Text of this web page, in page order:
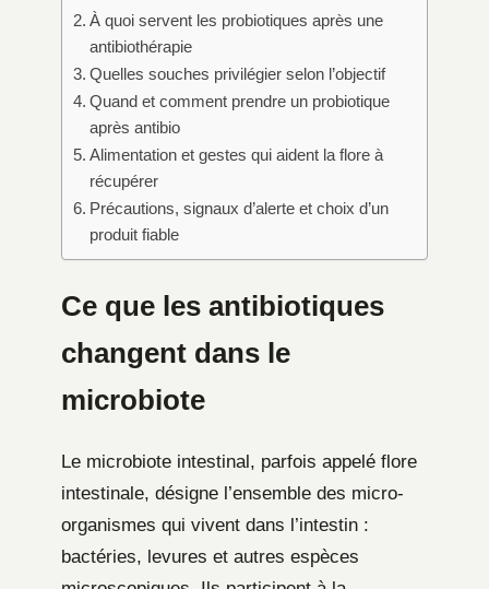
À quoi servent les probiotiques après une
antibiothérapie
Quelles souches privilégier selon l’objectif
Quand et comment prendre un probiotique
après antibio
Alimentation et gestes qui aident la flore à
récupérer
Précautions, signaux d’alerte et choix d’un
produit fiable
Ce que les antibiotiques
changent dans le
microbiote
Le microbiote intestinal, parfois appelé flore
intestinale, désigne l’ensemble des micro-
organismes qui vivent dans l’intestin :
bactéries, levures et autres espèces